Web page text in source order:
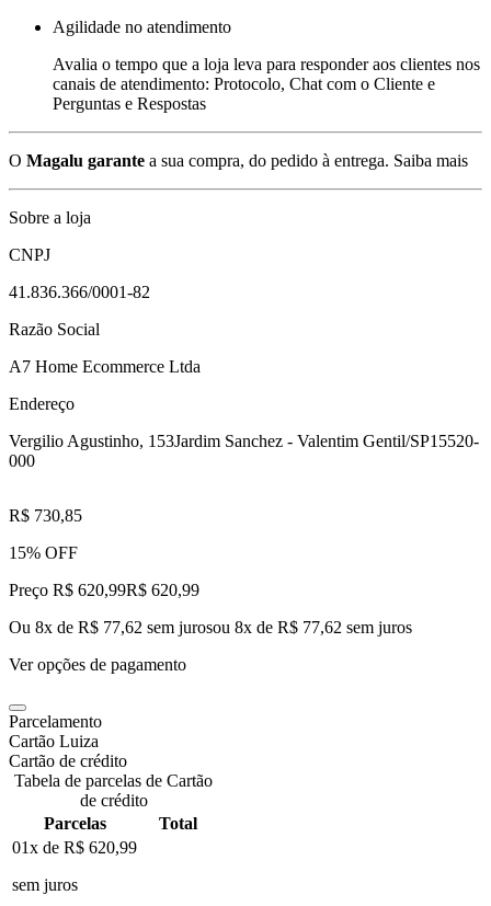
Agilidade no atendimento
Avalia o tempo que a loja leva para responder aos clientes nos
canais de atendimento: Protocolo, Chat com o Cliente e
Perguntas e Respostas
O Magalu garante a sua compra, do pedido à entrega. Saiba mais
Sobre a loja
CNPJ
41.836.366/0001-82
Razão Social
A7 Home Ecommerce Ltda
Endereço
Vergilio Agustinho, 153Jardim Sanchez - Valentim Gentil/SP15520-
000
R$ 730,85
15% OFF
Preço R$ 620,99R$ 620,99
Ou 8x de R$ 77,62 sem jurosou 8x de R$ 77,62 sem juros
Ver opções de pagamento
Parcelamento
Cartão Luiza
Cartão de crédito
Tabela de parcelas de Cartão
de crédito
Parcelas
Total
01x de R$ 620,99
sem juros